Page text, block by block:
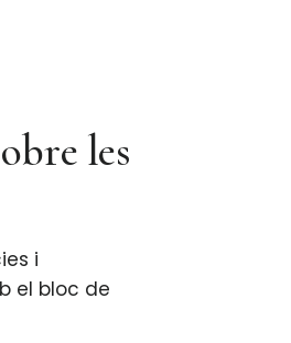
les
i
el bloc de